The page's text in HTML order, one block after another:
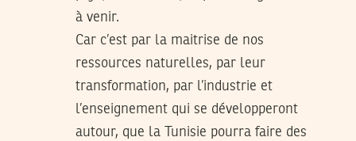
à venir.
Car c’est par la maitrise de nos
ressources naturelles, par leur
transformation, par l’industrie et
l’enseignement qui se développeront
autour, que la Tunisie pourra faire des